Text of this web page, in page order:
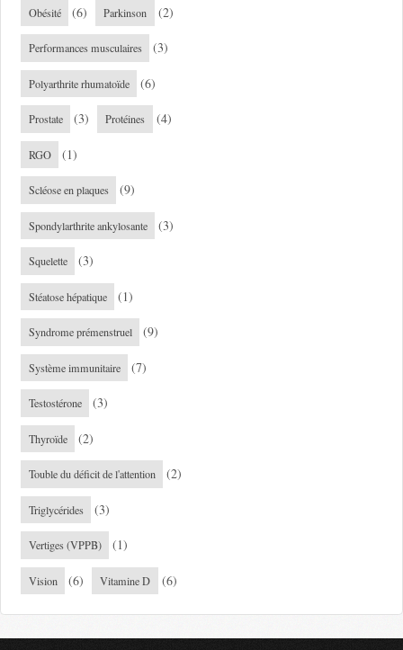
Obésité (6) Parkinson (2)
Performances musculaires (3)
Polyarthrite rhumatoïde (6)
Prostate (3) Protéines (4)
RGO (1)
Scléose en plaques (9)
Spondylarthrite ankylosante (3)
Squelette (3)
Stéatose hépatique (1)
Syndrome prémenstruel (9)
Système immunitaire (7)
Testostérone (3)
Thyroïde (2)
Touble du déficit de l'attention (2)
Triglycérides (3)
Vertiges (VPPB) (1)
Vision (6) Vitamine D (6)